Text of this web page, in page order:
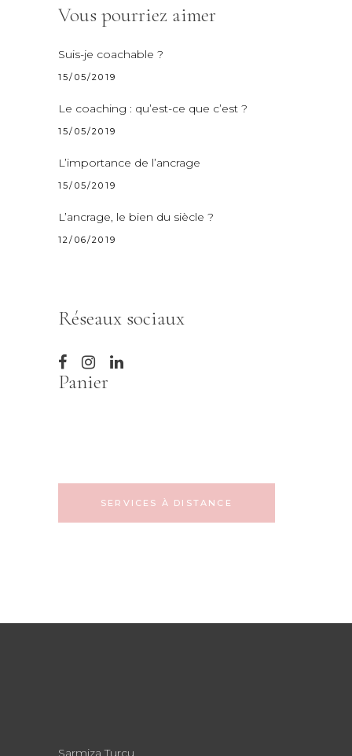
Vous pourriez aimer
Suis-je coachable ?
15/05/2019
Le coaching : qu’est-ce que c’est ?
15/05/2019
L’importance de l’ancrage
15/05/2019
L’ancrage, le bien du siècle ?
12/06/2019
Réseaux sociaux
Panier
SERVICES À DISTANCE